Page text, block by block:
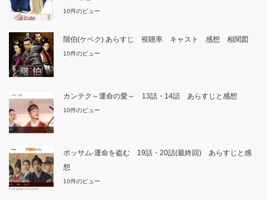
10件のビュー
階伯(ケベク) あらすじ 視聴率 キャスト 感想 相関図
10件のビュー
カンテク～運命の愛～ 13話・14話 あらすじと感想
10件のビュー
ポッサム-運命を盗む 19話・20話(最終回) あらすじと感
想
10件のビュー